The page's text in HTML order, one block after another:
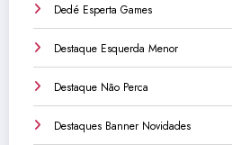
Dedé Esperta Games
Destaque Esquerda Menor
Destaque Não Perca
Destaques Banner Novidades